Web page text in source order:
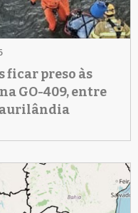
ficar preso às
GO-409, entre